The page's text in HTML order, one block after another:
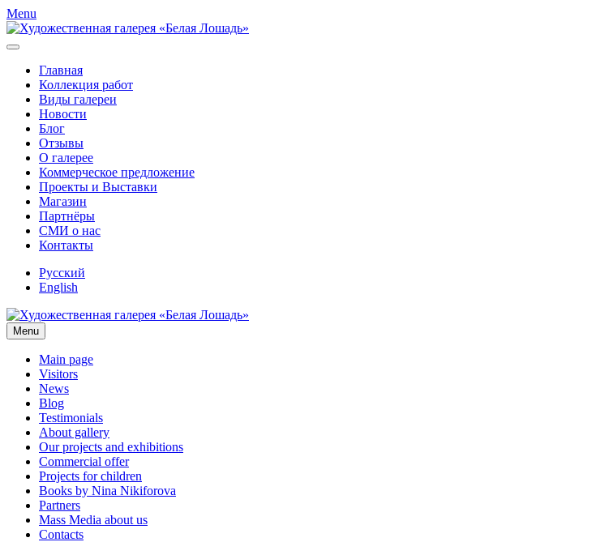
Menu
Главная
Коллекция работ
Виды галереи
Новости
Блог
Отзывы
О галерее
Коммерческое предложение
Проекты и Выставки
Магазин
Партнёры
СМИ о нас
Контакты
Русский
English
Menu
Main page
Visitors
News
Blog
Testimonials
About gallery
Our projects and exhibitions
Commercial offer
Projects for children
Books by Nina Nikiforova
Partners
Mass Media about us
Contacts